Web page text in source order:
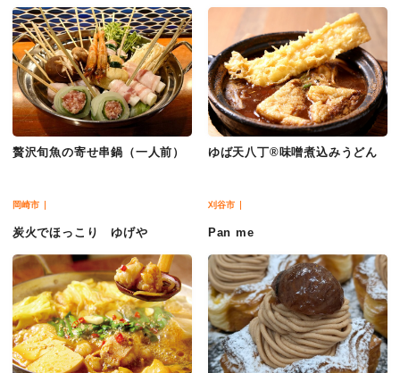
贅沢旬魚の寄せ串鍋（一人前） ゆば天八丁®味噌煮込みうどん
岡崎市
炭火でほっこり ゆげや
刈谷市
Pan me